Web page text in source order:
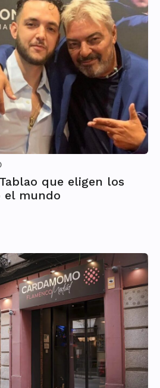
que eligen los
el mundo